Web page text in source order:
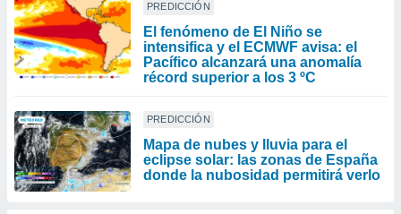
PREDICCIÓN
El fenómeno de El Niño se
intensifica y el ECMWF avisa: el
Pacífico alcanzará una anomalía
récord superior a los 3 ºC
PREDICCIÓN
Mapa de nubes y lluvia para el
eclipse solar: las zonas de España
donde la nubosidad permitirá verlo